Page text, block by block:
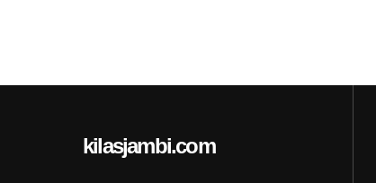
kilasjambi.com